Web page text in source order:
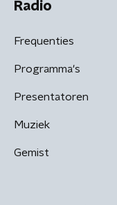
Radio
Frequenties
Programma's
Presentatoren
Muziek
Gemist